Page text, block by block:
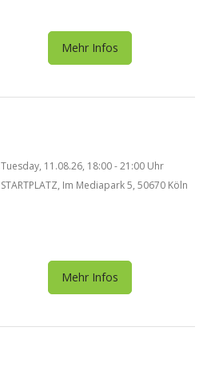
Mehr Infos
Tuesday, 11.08.26, 18:00 - 21:00 Uhr
STARTPLATZ, Im Mediapark 5, 50670 Köln
Mehr Infos